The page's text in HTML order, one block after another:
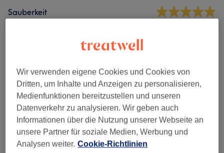
Sauberkeit
Bewertungen filtern
Bewertung Nach Sternen filtern
Verifizierte Bewertungen
Wir verwenden eigene Cookies und Cookies von
Dritten, um Inhalte und Anzeigen zu personalisieren,
Medienfunktionen bereitzustellen und unseren
Datenverkehr zu analysieren. Wir geben auch
Informationen über die Nutzung unserer Webseite an
unsere Partner für soziale Medien, Werbung und
Analysen weiter. Cookie-Richtlinien